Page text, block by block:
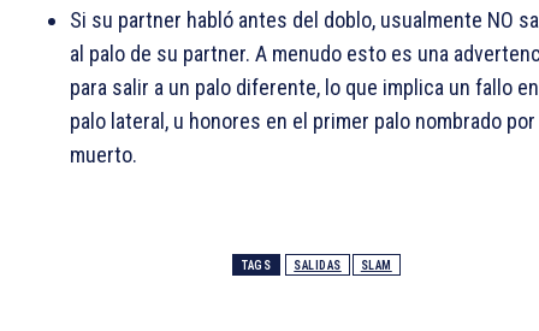
Si su partner habló antes del doblo, usualmente NO
al palo de su partner. A menudo esto es una
para salir a un palo diferente, lo que implica un fallo
palo lateral, u honores en el primer palo nombrado
muerto.
TAGS SALIDAS SLAM